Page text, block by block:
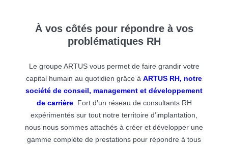
À vos côtés pour répondre à vos
problématiques RH
Le groupe ARTUS vous permet de faire grandir votre
capital humain au quotidien grâce à ARTUS RH, notre
société de conseil, management et développement
de carrière. Fort d’un réseau de consultants RH
expérimentés sur tout notre territoire d’implantation,
nous nous sommes attachés à créer et développer une
gamme complète de prestations pour répondre à tous